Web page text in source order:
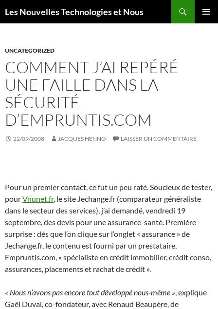
auLes Nouvelles Technologies et Nous
UNCATEGORIZED
COMMENT J’AI REPÉRÉ
UNE FAILLE DANS LA
SÉCURITÉ
D’EMPRUNTIS.COM
22/09/2008 JACQUES HENNO LAISSER UN COMMENTAIRE
Pour un premier contact, ce fut un peu raté. Soucieux de tester,
pourVnunet.fr, le site Jechange.fr (comparateur généraliste
dans le secteur des services), j’ai demandé, vendredi 19
septembre, des devis pour une assurance-santé. Première
surprise : dès que l’on clique sur l’onglet « assurance » de
Jechange.fr, le contenu est fourni par un prestataire,
Empruntis.com, « spécialiste en crédit immobilier, crédit conso,
assurances, placements et rachat de crédit ».
« Nous n’avons pas encore tout développé nous-même », explique
Gaël Duval, co-fondateur, avec Renaud Beaupère, de